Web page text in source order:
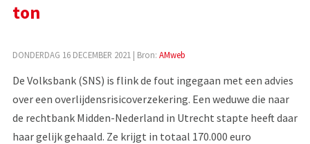
ton
DONDERDAG 16 DECEMBER 2021 | Bron: AMweb
De Volksbank (SNS) is flink de fout ingegaan met een advies
over een overlijdensrisicoverzekering. Een weduwe die naar
de rechtbank Midden-Nederland in Utrecht stapte heeft daar
haar gelijk gehaald. Ze krijgt in totaal 170.000 euro